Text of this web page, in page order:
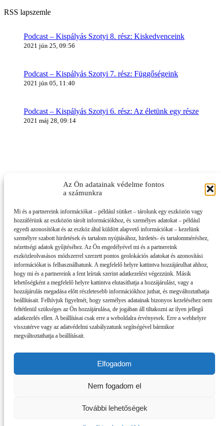
Az Ön adatainak védelme fontos
a számunkra
Mi és a partnereink információkat – például sütiket – tárolunk egy eszközön vagy
hozzáférünk az eszközön tárolt információkhoz, és személyes adatokat – például
egyedi azonosítókat és az eszköz által küldött alapvető információkat – kezelünk
személyre szabott hirdetések és tartalom nyújtásához, hirdetés- és tartalomméréshez,
nézettségi adatok gyűjtéséhez. Az Ön engedélyével mi és a partnereink
eszközleolvasásos módszerrel szerzett pontos geolokációs adatokat és azonosítási
információkat is felhasználhatunk. A megfelelő helyre kattintva hozzájárulhat ahhoz,
hogy mi és a partnereink a fent leírtak szerint adatkezelést végezzünk. Másik
lehetőségként a megfelelő helyre kattintva elutasíthatja a hozzájárulást, vagy a
hozzájárulás megadása előtt részletesebb információkhoz juthat, és megváltoztathatja
beállításait. Felhívjuk figyelmét, hogy személyes adatainak bizonyos kezeléséhez nem
feltétlenül szükséges az Ön hozzájárulása, de jogában áll tiltakozni az ilyen jellegű
adatkezelés ellen. A beállításai csak erre a weboldalra érvényesek. Erre a webhelyre
visszatérve vagy az adatvédelmi szabályzatunk segítségével bármikor
megváltoztathatja a beállításait.
Elfogadom
Nem fogadom el
További lehetőségek
RSS lapszemle
Podcast – Kispályás Szotyi 8. rész: Kiskedvenceink
2021 jún 25, 09:56
Podcast – Kispályás Szotyi 7. rész: Függőségeink
2021 jún 05, 11:40
Podcast – Kispályás Szotyi 6. rész: Az életünk egy része
2021 máj 28, 09:14